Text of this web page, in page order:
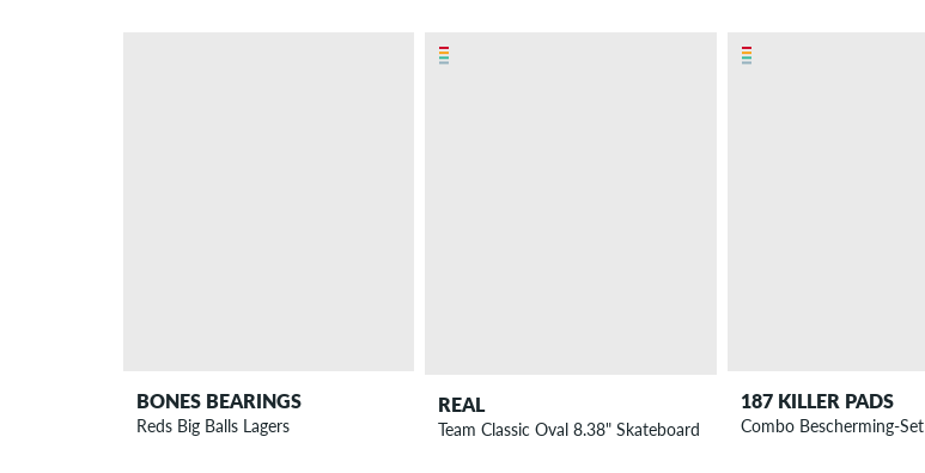
BONES BEARINGS
Reds Big Balls Lagers
REAL
Team Classic Oval 8.38" Skateboard Deck
187 KILLER PADS
Combo Bescherming-Set